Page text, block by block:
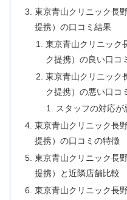
東京青山クリニック長
提携）の口コミ結果
東京青山クリニック
ク提携）の良い口コ
東京青山クリニック
ク提携）の悪い口コ
スタッフの対応が
東京青山クリニック長
提携）の口コミの特徴
東京青山クリニック長
提携）と近隣店舗比較
東京青山クリニック長